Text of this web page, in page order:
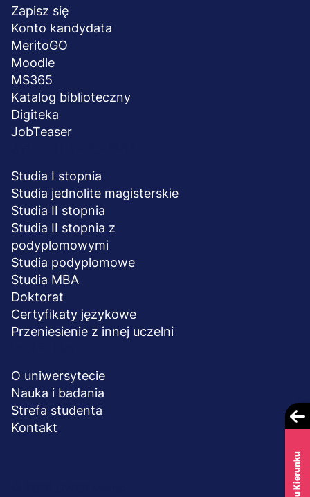
stopka
Zapisz się
Konto kandydata
MeritoGO
Moodle
MS365
Katalog biblioteczny
Digiteka
JobTeaser
Studia I stopnia
Studia jednolite magisterskie
Studia II stopnia
Studia II stopnia z
podyplomowymi
Studia podyplomowe
Studia MBA
Doktorat
Certyfikaty językowe
Przeniesienie z innej uczelni
O uniwersytecie
Nauka i badania
Strefa studenta
Kontakt